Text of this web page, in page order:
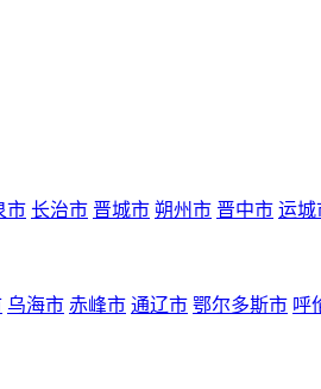
市 长治市 晋城市 朔州市 晋中市 运城
乌海市 赤峰市 通辽市 鄂尔多斯市 呼